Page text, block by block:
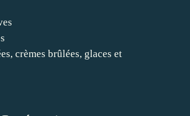
crèmes brûlées, glaces et